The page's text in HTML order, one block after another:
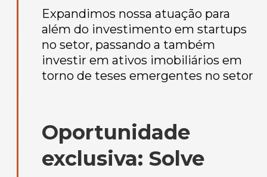
Expandimos nossa atuação para
além do investimento em startups
no setor, passando a também
investir em ativos imobiliários em
torno de teses emergentes no setor
Oportunidade
exclusiva: Solve